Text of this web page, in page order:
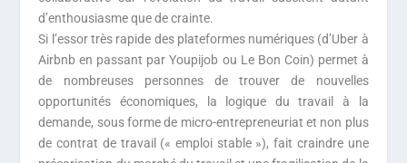
d’enthousiasme que de crainte.
Si l’essor très rapide des plateformes numériques (d’Uber à
Airbnb en passant par Youpijob ou Le Bon Coin) permet à
de nombreuses personnes de trouver de nouvelles
opportunités économiques, la logique du travail à la
demande, sous forme de micro-entrepreneuriat et non plus
de contrat de travail (« emploi stable »), fait craindre une